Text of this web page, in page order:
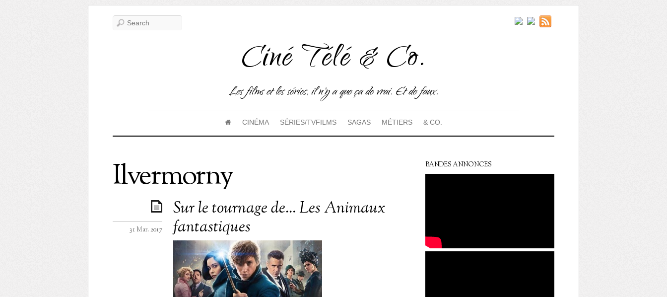
Ciné Télé & Co.
Les films et les séries, il n'y a que ça de vrai. Et de faux.
CINÉMA SÉRIES/TVFILMS SAGAS MÉTIERS & CO.
Ilvermorny
Sur le tournage de… Les Animaux
fantastiques
31 Mar. 2017
BANDES ANNONCES